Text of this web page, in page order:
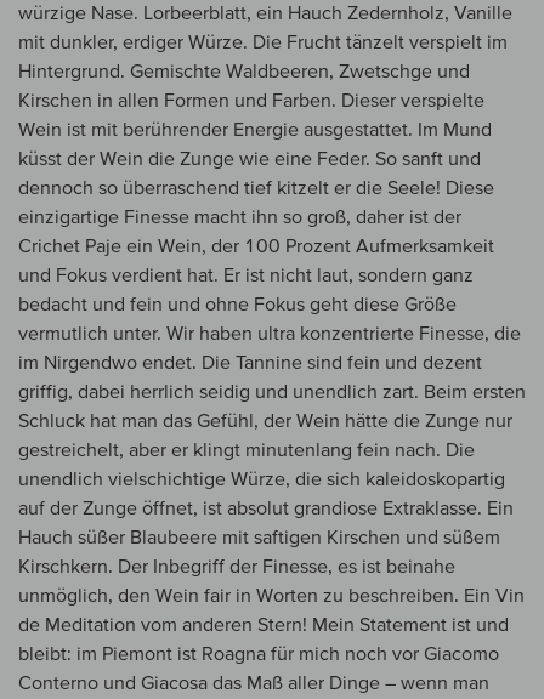
würzige Nase. Lorbeerblatt, ein Hauch Zedernholz, Vanille
mit dunkler, erdiger Würze. Die Frucht tänzelt verspielt im
Hintergrund. Gemischte Waldbeeren, Zwetschge und
Kirschen in allen Formen und Farben. Dieser verspielte
Wein ist mit berührender Energie ausgestattet. Im Mund
küsst der Wein die Zunge wie eine Feder. So sanft und
dennoch so überraschend tief kitzelt er die Seele! Diese
einzigartige Finesse macht ihn so groß, daher ist der
Crichet Paje ein Wein, der 100 Prozent Aufmerksamkeit
und Fokus verdient hat. Er ist nicht laut, sondern ganz
bedacht und fein und ohne Fokus geht diese Größe
vermutlich unter. Wir haben ultra konzentrierte Finesse, die
im Nirgendwo endet. Die Tannine sind fein und dezent
griffig, dabei herrlich seidig und unendlich zart. Beim ersten
Schluck hat man das Gefühl, der Wein hätte die Zunge nur
gestreichelt, aber er klingt minutenlang fein nach. Die
unendlich vielschichtige Würze, die sich kaleidoskopartig
auf der Zunge öffnet, ist absolut grandiose Extraklasse. Ein
Hauch süßer Blaubeere mit saftigen Kirschen und süßem
Kirschkern. Der Inbegriff der Finesse, es ist beinahe
unmöglich, den Wein fair in Worten zu beschreiben. Ein Vin
de Meditation vom anderen Stern! Mein Statement ist und
bleibt: im Piemont ist Roagna für mich noch vor Giacomo
Conterno und Giacosa das Maß aller Dinge – wenn man